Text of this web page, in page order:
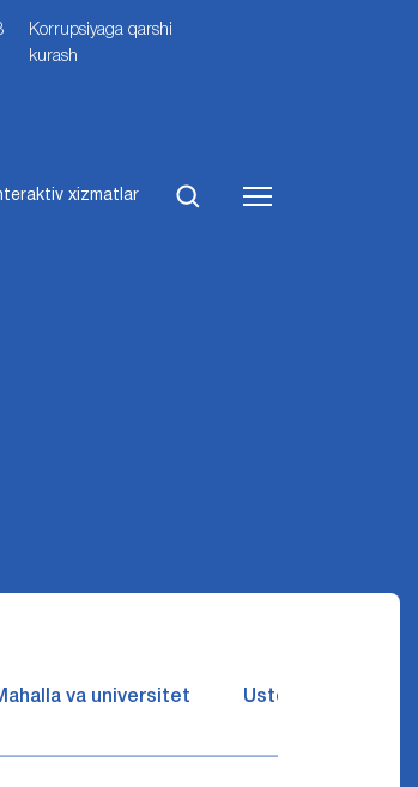
Korrupsiyaga qarshi
kurash
xizmatlar
va universitet Ustozlar suhbatin